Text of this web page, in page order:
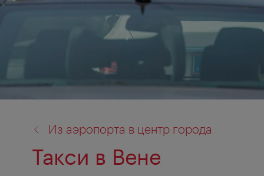
Из аэропорта в центр города
Такси в Вене